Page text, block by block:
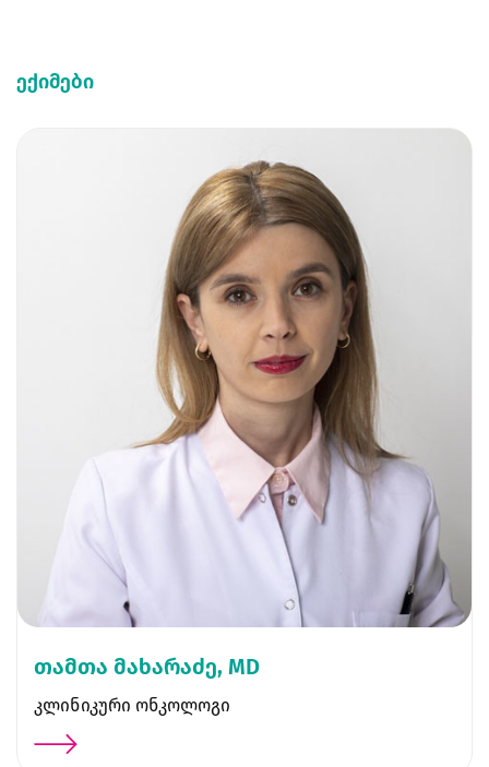
ექიმები
თამთა მახარაძე, MD
კლინიკური ონკოლოგი